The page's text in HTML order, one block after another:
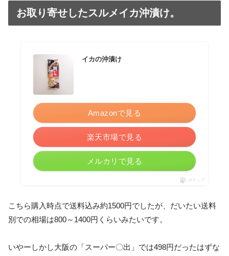
お取り寄せしたスルメイカ沖漬け。
イカの沖漬け
Amazonで見る
楽天市場で見る
メルカリで見る
ポチップ
こちら購入時点で送料込み約1500円でしたが、だいたい送料
別での相場は800～1400円くらいみたいです。
いやーしかし大阪の「スーパー〇出」では498円だったはずな